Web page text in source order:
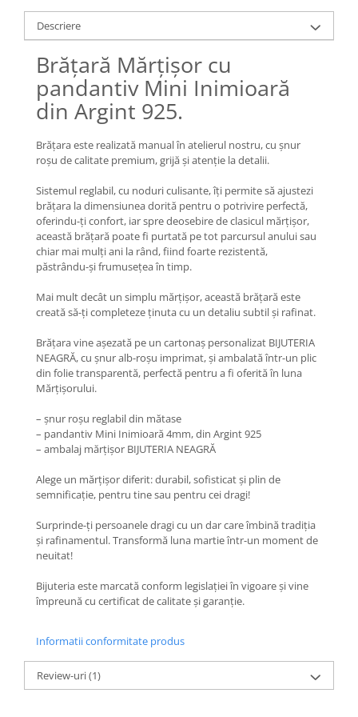
Lănțișoare cu Semilună
Lănțișoare cu Zodii
Lănțișoare cu Animale
Lănțișoare cu Molecule
Lănțișoare cu Pietre Naturale
Lănțișoare Argint Diverse
COLIERE CU PERLE
Coliere cu Perle Preciosa
COLIERE ȘNUR REGLABIL
Coliere cu Inimioare
Coliere cu Cruce
Coliere cu Soare
Coliere cu Zodii
Coliere cu Flori
Coliere cu Animale
Coliere Diverse
BRĂȚĂRI
BRĂȚĂRI CU ȘNUR REGLABIL
Brățări din Aur cu șnur reglabil
BRĂȚĂRI CU PIETRE SEMIPREȚIOASE
Brățări din Aur cu pietre
Brățări din Argint cu pietre
semiprețioase
semiprețioase
BRĂȚĂRI DE PICIOR
Brățări de picior din Aur
Descriere
Brățară Mărțișor cu
pandantiv Mini Inimioară
din Argint 925.
Brățara este realizată manual în atelierul nostru, cu șnur
roșu de calitate premium, grijă și atenție la detalii.
Sistemul reglabil, cu noduri culisante, îți permite să ajustezi
brățara la dimensiunea dorită pentru o potrivire perfectă,
oferindu-ți confort, iar spre deosebire de clasicul mărțișor,
această brățară poate fi purtată pe tot parcursul anului sau
chiar mai mulți ani la rând, fiind foarte rezistentă,
păstrându-și frumusețea în timp.
Mai mult decât un simplu mărțișor, această brățară este
creată să-ți completeze ținuta cu un detaliu subtil și rafinat.
Brățara vine așezată pe un cartonaș personalizat BIJUTERIA
NEAGRĂ, cu șnur alb-roșu imprimat, și ambalată într-un plic
din folie transparentă, perfectă pentru a fi oferită în luna
Mărțișorului.
– șnur roșu reglabil din mătase
– pandantiv Mini Inimioară 4mm, din Argint 925
– ambalaj mărțișor BIJUTERIA NEAGRĂ
Alege un mărțișor diferit: durabil, sofisticat și plin de
semnificație, pentru tine sau pentru cei dragi!
Surprinde-ți persoanele dragi cu un dar care îmbină tradiția
și rafinamentul. Transformă luna martie într-un moment de
neuitat!
Bijuteria este marcată conform legislației în vigoare și vine
împreună cu certificat de calitate și garanție.
Informatii conformitate produs
Review-uri(1)